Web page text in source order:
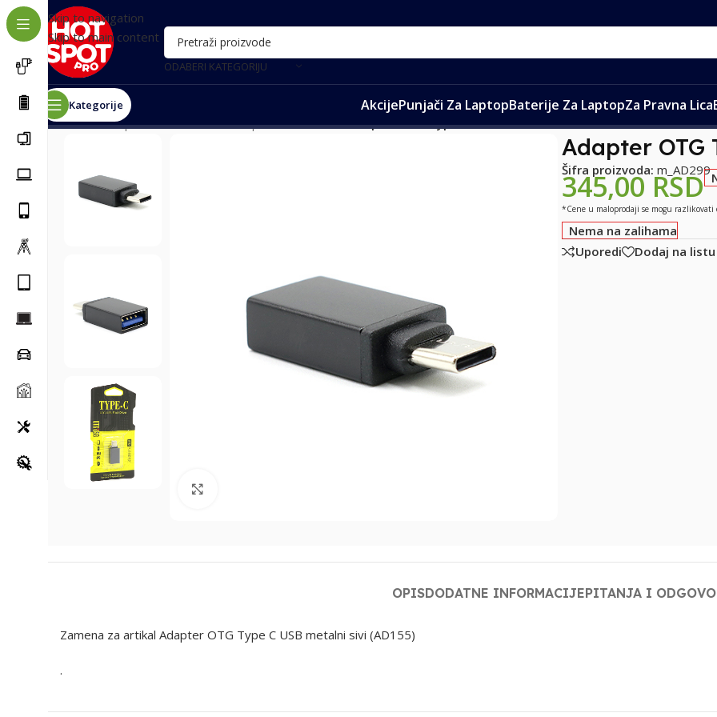
Skip to navigation
Skip to main content
ODABERI KATEGORIJU
Kategorije AkcijePunjači Za LaptopBaterije Za LaptopZa Pravna Lica
Почетна/Oprema za telefone/Adapteri za telefone/Adapter OTG Type C USB metalni crni
Adapter OTG
Šifra proizvoda: m_AD299
345,00RSD
*Cene u maloprodaji se mogu razlikovati
Nema na zalihama
Uporedi
Dodaj na
OPISDODATNE INFORMACIJEPITANJA I
Zamena za artikal Adapter OTG Type C USB metalni sivi (AD155)
.